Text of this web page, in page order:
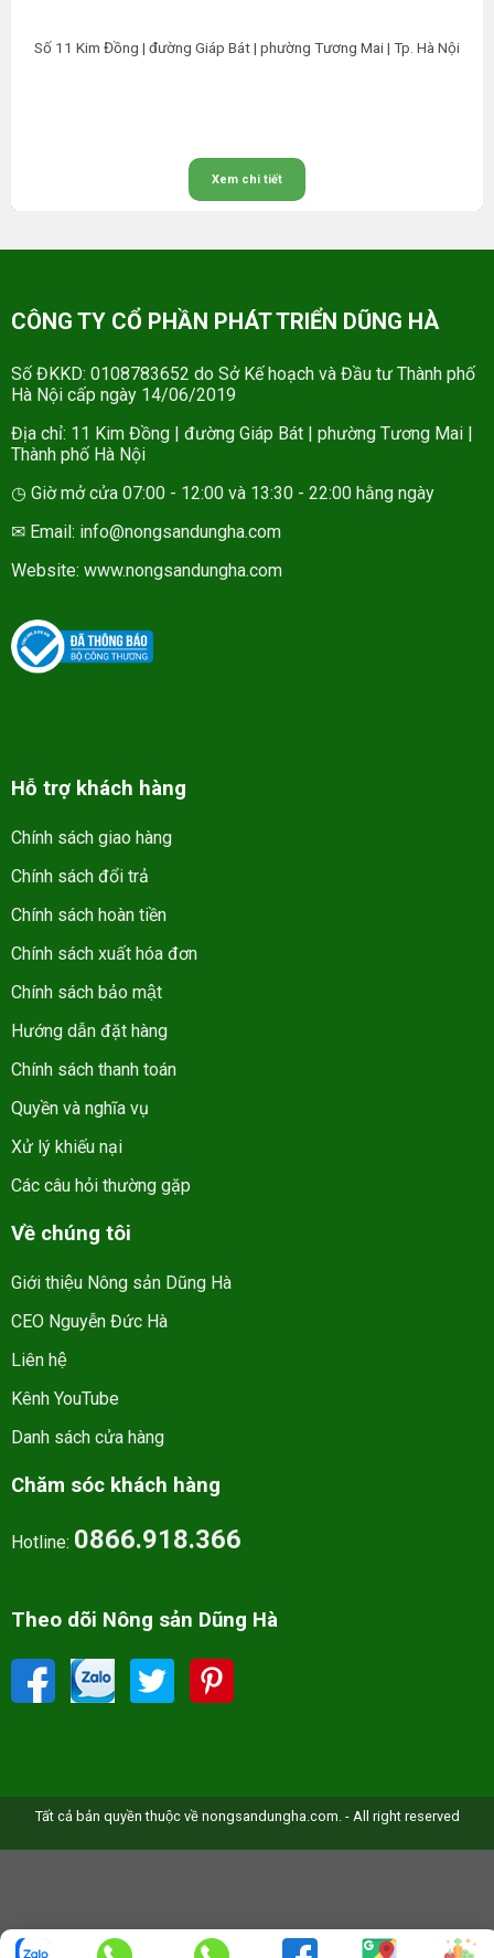
Số 11 Kim Đồng | đường Giáp Bát | phường Tương Mai | Tp. Hà Nội
Xem chi tiết
CÔNG TY CỔ PHẦN PHÁT TRIỂN DŨNG HÀ
Số ĐKKD: 0108783652 do Sở Kế hoạch và Đầu tư Thành phố
Hà Nội cấp ngày 14/06/2019
Địa chỉ: 11 Kim Đồng | đường Giáp Bát | phường Tương Mai |
Thành phố Hà Nội
◷ Giờ mở cửa 07:00 - 12:00 và 13:30 - 22:00 hằng ngày
✉ Email: info@nongsandungha.com
Website: www.nongsandungha.com
Hỗ trợ khách hàng
Chính sách giao hàng
Chính sách đổi trả
Chính sách hoàn tiền
Chính sách xuất hóa đơn
Chính sách bảo mật
Hướng dẫn đặt hàng
Chính sách thanh toán
Quyền và nghĩa vụ
Xử lý khiếu nại
Các câu hỏi thường gặp
Về chúng tôi
Giới thiệu Nông sản Dũng Hà
CEO Nguyễn Đức Hà
Liên hệ
Kênh YouTube
Danh sách cửa hàng
Chăm sóc khách hàng
Hotline: 0866.918.366
Theo dõi Nông sản Dũng Hà
Tất cả bản quyền thuộc về nongsandungha.com. - All right reserved